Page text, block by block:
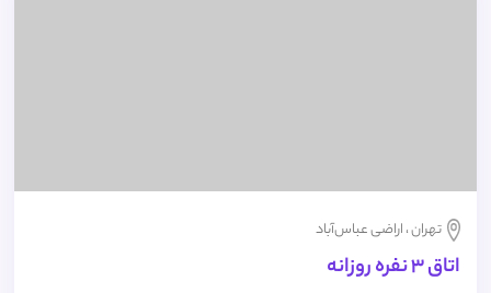
تهران ، اراضی عباس‌آباد
اتاق 3 نفره روزانه